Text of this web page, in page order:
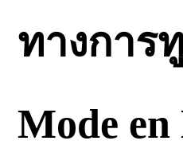
ทางการ
Mode